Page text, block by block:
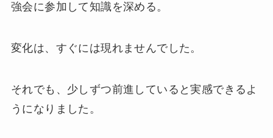
強会に参加して知識を深める。
変化は、すぐには現れませんでした。
それでも、少しずつ前進していると実感できるよ
うになりました。